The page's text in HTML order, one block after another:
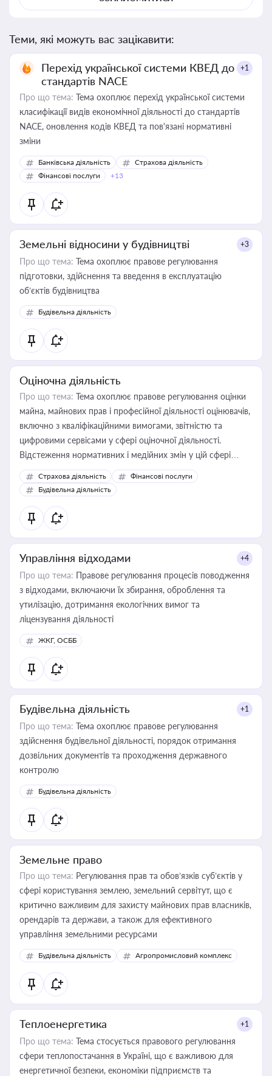
Теми, які можуть вас зацікавити:
Перехід української системи КВЕД до
стандартів NACE
+1
Про що тема: Тема охоплює перехід української системи
класифікації видів економічної діяльності до стандартів
NACE, оновлення кодів КВЕД та пов'язані нормативні
зміни
Банківська діяльність
Страхова діяльність
Фінансові послуги
+13
Земельні відносини у будівництві +3
Про що тема: Тема охоплює правове регулювання
підготовки, здійснення та введення в експлуатацію
об’єктів будівництва
Будівельна діяльність
Оціночна діяльність
Про що тема: Тема охоплює правове регулювання оцінки
майна, майнових прав і професійної діяльності оцінювачів,
включно з кваліфікаційними вимогами, звітністю та
цифровими сервісами у сфері оціночної діяльності.
Відстеження нормативних і медійних змін у цій сфері
корисне для власника бізнесу, керівника, юриста або
бухгалтера під час оподаткування, приватизації, оренди
державного майна, корпоративних угод і перевірки
статусу суб'єктів оціночної діяльності
Страхова діяльність
Фінансові послуги
Будівельна діяльність
Управління відходами +4
Про що тема: Правове регулювання процесів поводження
з відходами, включаючи їх збирання, оброблення та
утилізацію, дотримання екологічних вимог та
ліцензування діяльності
ЖКГ, ОСББ
Будівельна діяльність +1
Про що тема: Тема охоплює правове регулювання
здійснення будівельної діяльності, порядок отримання
дозвільних документів та проходження державного
контролю
Будівельна діяльність
Земельне право
Про що тема: Регулювання прав та обов’язків суб’єктів у
сфері користування землею, земельний сервітут, що є
критично важливим для захисту майнових прав власників,
орендарів та держави, а також для ефективного
управління земельними ресурсами
Будівельна діяльність Агропромисловий комплекс
Теплоенергетика +1
Про що тема: Тема стосується правового регулювання
сфери теплопостачання в Україні, що є важливою для
енергетичної безпеки, економіки підприємств та